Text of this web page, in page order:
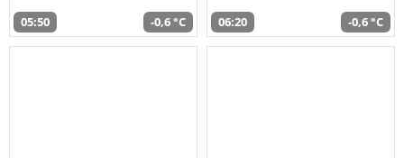
05:50 -0,6 °C 06:20 -0,6 °C